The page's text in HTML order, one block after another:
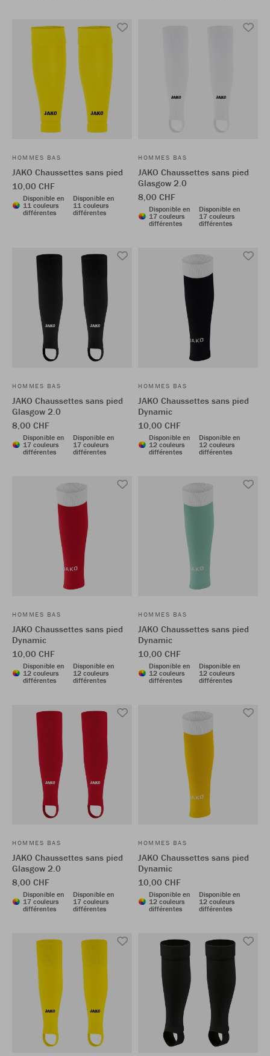
HOMMES BAS
JAKO Chaussettes sans pied
10,00 CHF
Disponible en
11 couleurs
différentes
Disponible en
11 couleurs
différentes
HOMMES BAS
JAKO Chaussettes sans pied
Glasgow 2.0
8,00 CHF
Disponible en
17 couleurs
différentes
Disponible en
17 couleurs
différentes
HOMMES BAS
JAKO Chaussettes sans pied
Glasgow 2.0
8,00 CHF
Disponible en
17 couleurs
différentes
Disponible en
17 couleurs
différentes
HOMMES BAS
JAKO Chaussettes sans pied
Dynamic
10,00 CHF
Disponible en
12 couleurs
différentes
Disponible en
12 couleurs
différentes
HOMMES BAS
JAKO Chaussettes sans pied
Dynamic
10,00 CHF
Disponible en
12 couleurs
différentes
Disponible en
12 couleurs
différentes
HOMMES BAS
JAKO Chaussettes sans pied
Dynamic
10,00 CHF
Disponible en
12 couleurs
différentes
Disponible en
12 couleurs
différentes
HOMMES BAS
JAKO Chaussettes sans pied
Glasgow 2.0
8,00 CHF
Disponible en
17 couleurs
différentes
Disponible en
17 couleurs
différentes
HOMMES BAS
JAKO Chaussettes sans pied
Dynamic
10,00 CHF
Disponible en
12 couleurs
différentes
Disponible en
12 couleurs
différentes